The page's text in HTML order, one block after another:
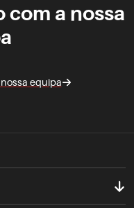
com a nossa
equipa